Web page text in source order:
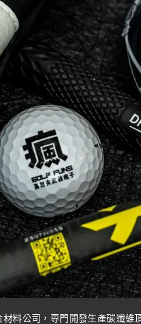
料公司，專門開發生產碳纖維